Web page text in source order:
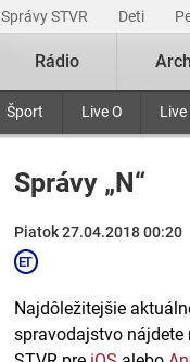
Správy STVR Deti
Šport Live O Live
Rádio
Správy „N“
Piatok 27.04.2018 00:20
Najdôležitejšie
spravodajstvo